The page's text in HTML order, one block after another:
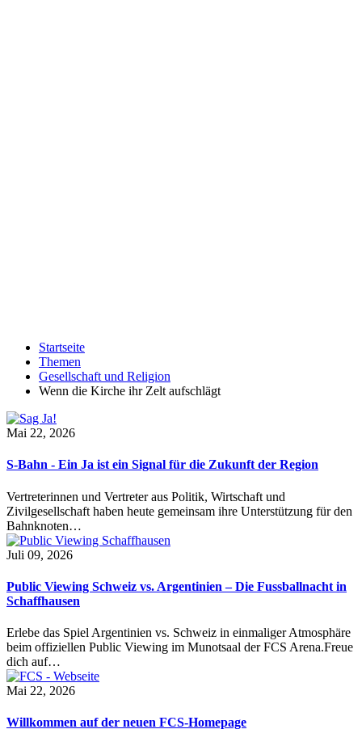
Startseite
Themen
Gesellschaft und Religion
Wenn die Kirche ihr Zelt aufschlägt
Mai 22, 2026
S-Bahn - Ein Ja ist ein Signal für die Zukunft der Region
Vertreterinnen und Vertreter aus Politik, Wirtschaft und
Zivilgesellschaft haben heute gemeinsam ihre Unterstützung für den
Bahnknoten…
Juli 09, 2026
Public Viewing Schweiz vs. Argentinien – Die Fussballnacht in
Schaffhausen
Erlebe das Spiel Argentinien vs. Schweiz in einmaliger Atmosphäre
beim offiziellen Public Viewing im Munotsaal der FCS Arena.Freue
dich auf…
Mai 22, 2026
Willkommen auf der neuen FCS-Homepage